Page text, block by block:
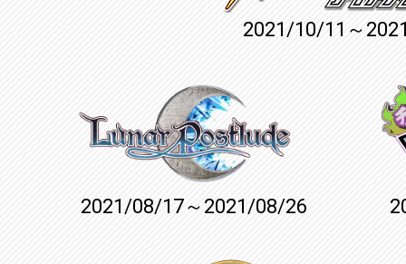
2021/10/11～
2021/08/17～2021/08/26